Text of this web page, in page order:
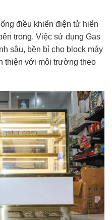
điều khiển điện tử hiển
trong. Việc sử dụng Gas
sâu, bền bỉ cho block máy
thiện với môi trường theo